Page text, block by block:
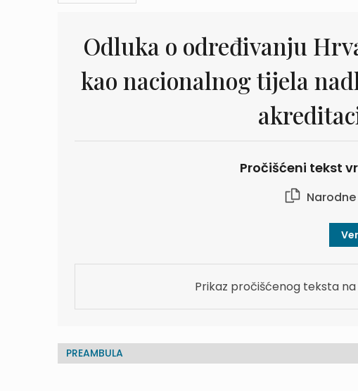
Odluka o određivanju
kao nacionalnog tijela
Pročišćeni tekst
Prikaz pročišćenog teksta na
PREAMBULA